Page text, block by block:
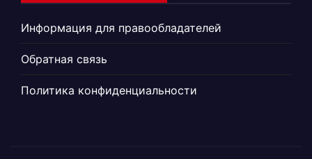
Информация для правообладателей
Обратная связь
Политика конфиденциальности